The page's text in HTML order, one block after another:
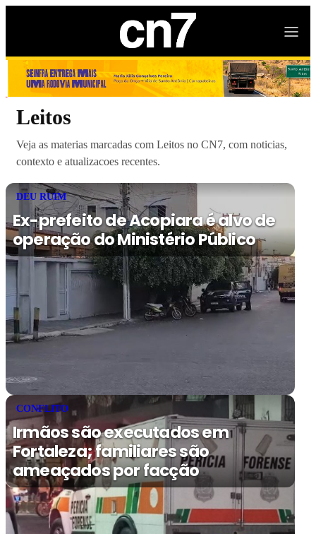
Leitos
Veja as materias marcadas com Leitos no CN7, com noticias,
contexto e atualizacoes recentes.
DEU RUIM
Ex-prefeito de Acopiara é alvo de
operação do Ministério Público
CONFLITO
Irmãos são executados em
Fortaleza; familiares são
ameaçados por facção